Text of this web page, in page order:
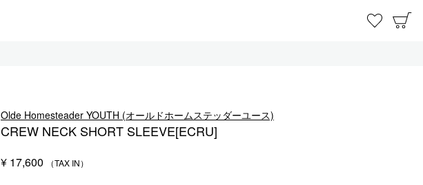
お気に
Olde Homesteader YOUTH (オールドホームステッダーユース)
CREW NECK SHORT SLEEVE[ECRU]
¥ 17,600